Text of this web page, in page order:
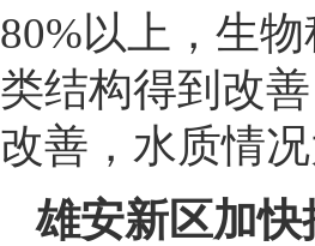
80%以上，生
类结构得到改
改善，水质情
雄安新区加